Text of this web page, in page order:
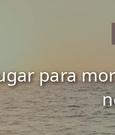
para